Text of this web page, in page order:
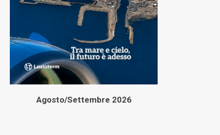
Agosto/Settembre 2026